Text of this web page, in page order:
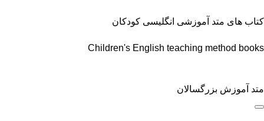
کتاب های متد آموزشی انگلیسی کودکان
Children's English teaching method books
متد آموزش بزرگسالان